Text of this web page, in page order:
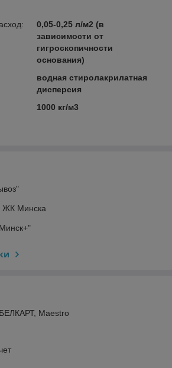
0,05-0,25 л/м2 (в
зависимости от
гигроскопичности
основания)
водная стиролакрилатная
дисперсия
1000 кг/м3
ЖК Минска
Maestro